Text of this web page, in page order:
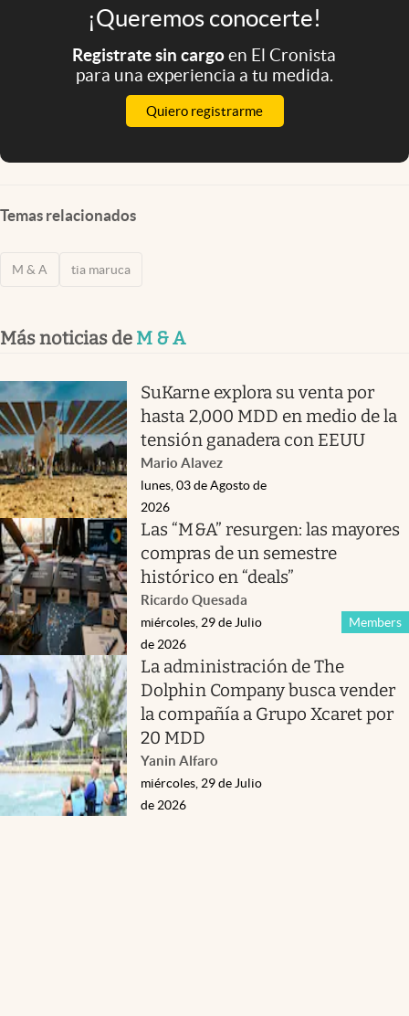
Argentina
¡Queremos conocerte!
Registrate sin cargoen El Cronista
para una experiencia a tu medida.
Quiero registrarme
Temas relacionados
M & A tia maruca
Más noticias de M & A
SuKarne explora su venta por
hasta 2,000 MDD en medio de la
tensión ganadera con EEUU
Mario Alavez
lunes, 03 de Agosto de
2026
Las “M&A” resurgen: las mayores
compras de un semestre
histórico en “deals”
Ricardo Quesada
Members
miércoles, 29 de Julio
de 2026
La administración de The
Dolphin Company busca vender
la compañía a Grupo Xcaret por
20 MDD
Yanin Alfaro
miércoles, 29 de Julio
de 2026